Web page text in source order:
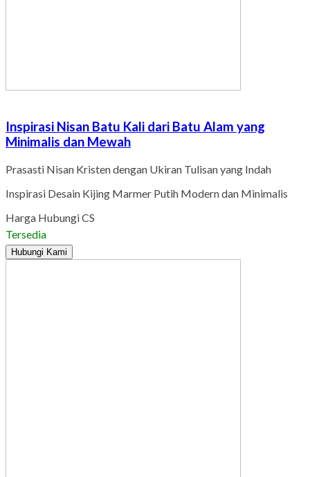
Inspirasi Nisan Batu Kali dari Batu Alam yang
Minimalis dan Mewah
Prasasti Nisan Kristen dengan Ukiran Tulisan yang Indah
Inspirasi Desain Kijing Marmer Putih Modern dan Minimalis
Harga Hubungi CS
Tersedia
Hubungi Kami